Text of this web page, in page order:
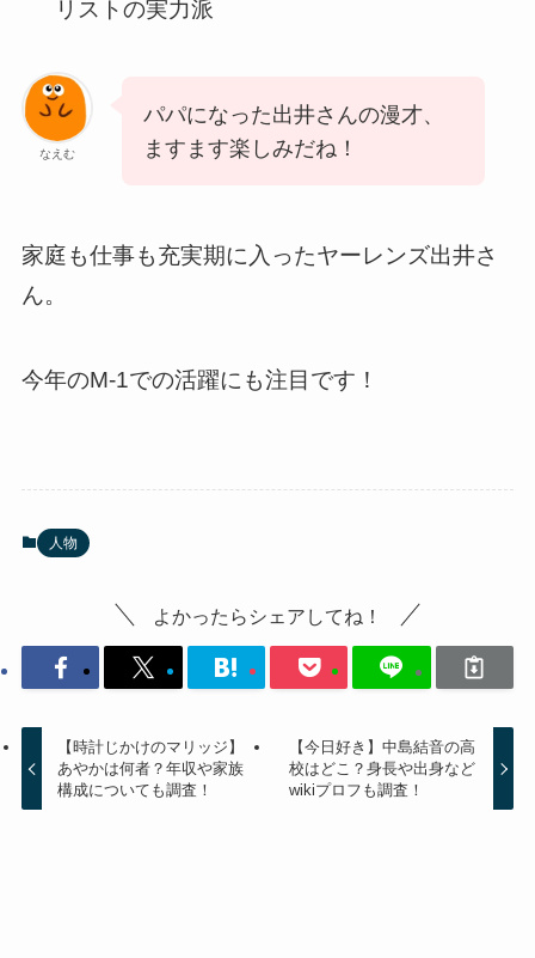
リストの実力派
なえむ
パパになった出井さんの漫才、
ますます楽しみだね！
家庭も仕事も充実期に入ったヤーレンズ出井さ
ん。
今年のM-1での活躍にも注目です！
人物
よかったらシェアしてね！
【時計じかけのマリッジ】
あやかは何者？年収や家族
構成についても調査！
【今日好き】中島結音の高
校はどこ？身長や出身など
wikiプロフも調査！